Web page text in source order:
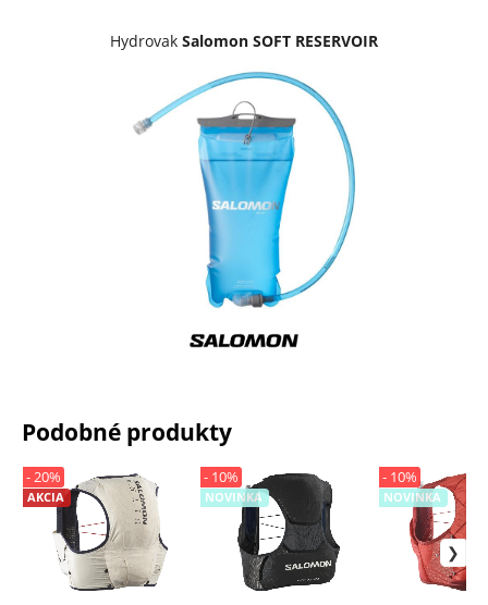
Hydrovak Salomon SOFT RESERVOIR
Podobné produkty
AKCIA
- 20%
NOVINKA
- 10%
NOVINKA
- 10%